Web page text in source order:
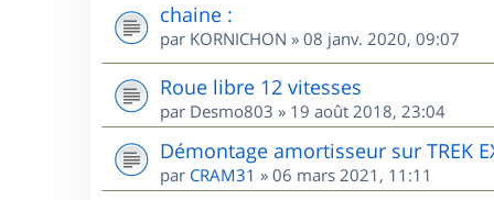
chaine :
par KORNICHON » 08 janv. 2020, 09:07
Roue libre 12 vitesses
par Desmo803 » 19 août 2018, 23:04
Démontage amortisseur sur TREK
par CRAM31 » 06 mars 2021, 11:11